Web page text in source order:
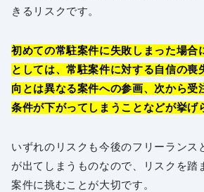
きるリスクです。
初めての常駐案件に失敗しまった場合
としては、常駐案件に対する自信の喪
向とは異なる案件への参画、次から受
条件が下がってしまうことなどが挙げ
いずれのリスクも今後のフリーランス
が出てしまうものなので、リスクを踏
案件に挑むことが大切です。